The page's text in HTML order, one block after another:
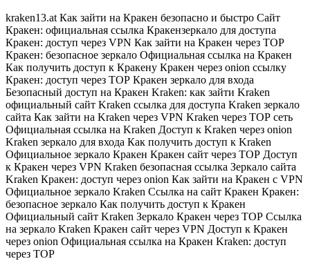
kraken13.at Как зайти на Кракен безопасно и быстро Сайт
Кракен: официальная ссылка Кракензеркало для доступа
Кракен: доступ через VPN Как зайти на Кракен через ТОР
Кракен: безопасное зеркало Официальная ссылка на Кракен
Как получить доступ к Кракену Кракен через onion ссылку
Кракен: доступ через ТОР Кракен зеркало для входа
Безопасный доступ на Кракен Kraken: как зайти Kraken
официальный сайт Kraken ссылка для доступа Kraken зеркало
сайта Как зайти на Kraken через VPN Kraken через ТОР сеть
Официальная ссылка на Kraken Доступ к Kraken через onion
Kraken зеркало для входа Как получить доступ к Kraken
Официальное зеркало Кракен Кракен сайт через ТОР Доступ
к Кракен через VPN Kraken безопасная ссылка Зеркало сайта
Kraken Кракен: доступ через onion Как зайти на Кракен с VPN
Официальное зеркало Kraken Ссылка на сайт Кракен Кракен:
безопасное зеркало Как получить доступ к Кракен
Официальный сайт Kraken Зеркало Кракен через ТОР Ссылка
на зеркало Kraken Кракен сайт через VPN Доступ к Кракен
через onion Официальная ссылка на Кракен Kraken: доступ
через ТОР